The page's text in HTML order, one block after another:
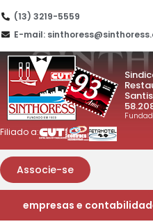
(13) 3219-5559
E-mail:
Filiado a:
Associe-se
empresas e